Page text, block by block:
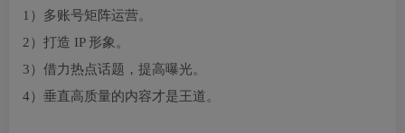
1）多账号矩阵运营。
2）打造 IP 形象。
3）借力热点话题，提高曝光。
4）垂直高质量的内容才是王道。